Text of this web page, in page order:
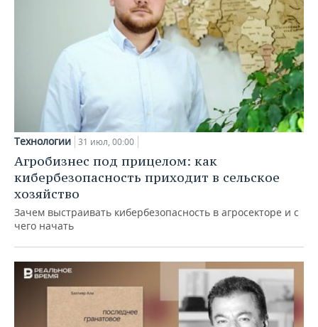
Технологии 31 июл, 00:00
Агробизнес под прицелом: как
кибербезопасность приходит в сельское
хозяйство
Зачем выстраивать кибербезопасность в агросекторе и с
чего начать